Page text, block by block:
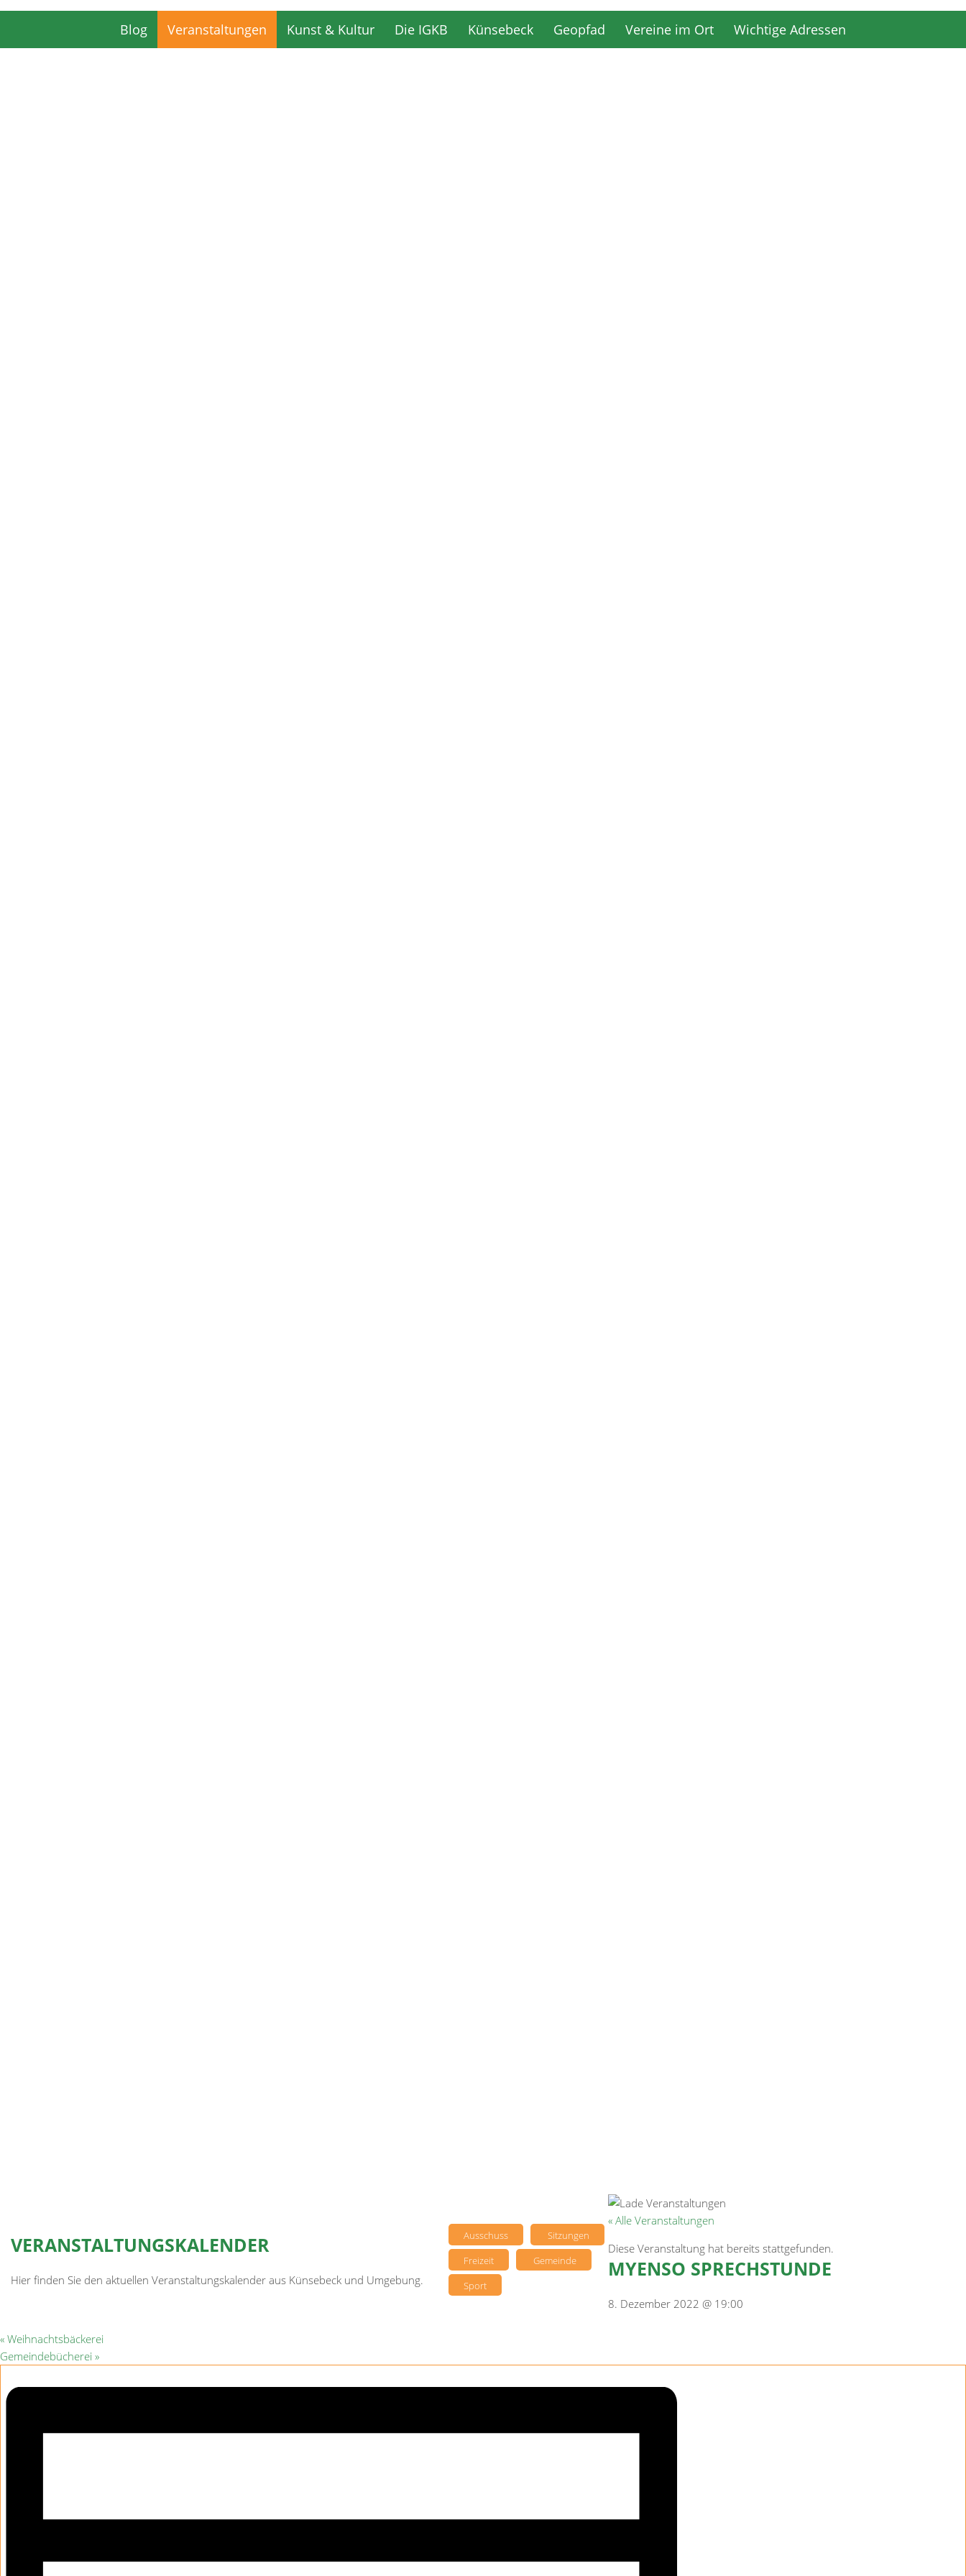
Blog Veranstaltungen Kunst & Kultur Die IGKB Künsebeck Geopfad Vereine im Ort Wichtige Adressen
VERANSTALTUNGSKALENDER
Hier finden Sie den aktuellen Veranstaltungskalender aus Künsebeck und Umgebung.
Ausschuss
Sitzungen
Freizeit
Gemeinde
Sport
« Alle Veranstaltungen
Diese Veranstaltung hat bereits stattgefunden.
MYENSO SPRECHSTUNDE
8. Dezember 2022 @ 19:00
« Weihnachtsbäckerei
Gemeindebücherei »